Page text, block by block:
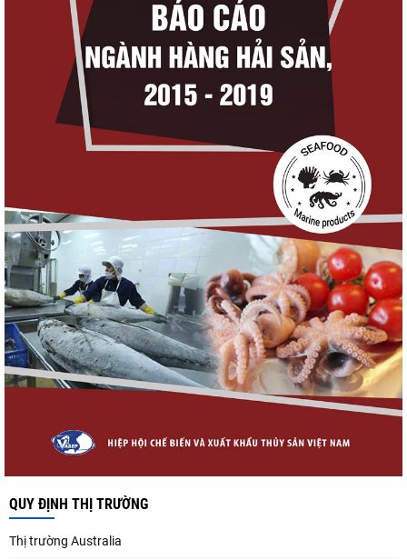
QUY ĐỊNH THỊ TRƯỜNG
Thị trường Australia